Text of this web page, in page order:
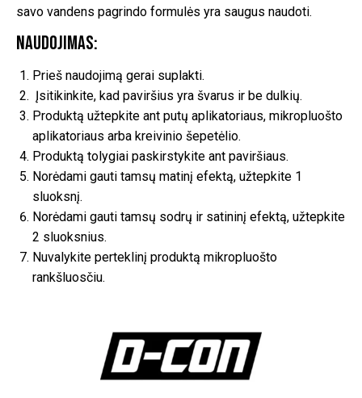
savo vandens pagrindo formulės yra saugus naudoti.
Naudojimas:
Prieš naudojimą gerai suplakti.
Įsitikinkite, kad paviršius yra švarus ir be dulkių.
Produktą užtepkite ant putų aplikatoriaus, mikropluošto
aplikatoriaus arba kreivinio šepetėlio.
Produktą tolygiai paskirstykite ant paviršiaus.
Norėdami gauti tamsų matinį efektą, užtepkite 1
sluoksnį.
Norėdami gauti tamsų sodrų ir satininį efektą, užtepkite
2 sluoksnius.
Nuvalykite perteklinį produktą mikropluošto
rankšluosčiu.